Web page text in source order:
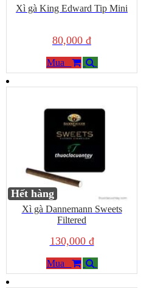
Xì gà King Edward Tip Mini
80,000 đ
Mua
Hết hàng
Xì gà Dannemann Sweets
Filtered
130,000 đ
Mua